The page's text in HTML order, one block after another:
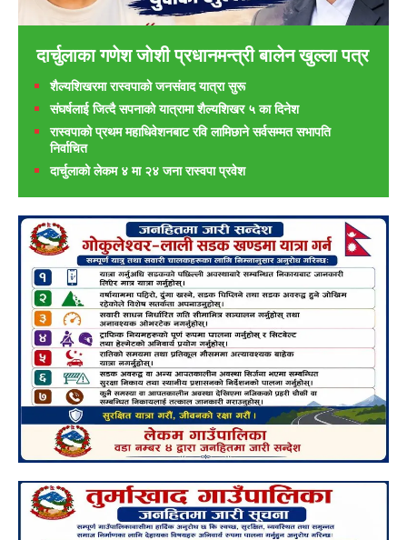
दार्चुलाका गणेश जाेशी प्रधानमन्त्री बालेन खुल्ला पत्र
शैल्यशिखरमा रास्वपाकाे जनसंवाद यात्रा सुरू
संघर्षलाई जित्दै सपनाको यात्रामा शैल्यशिखर ५ का दिनेश
रास्वपाको प्रथम महाधिवेशनबाट रवि लामिछाने सर्वसम्मत सभापति
निर्वाचित
दार्चुलाको लेकम ४ मा २४ जना रास्वपा प्रवेश